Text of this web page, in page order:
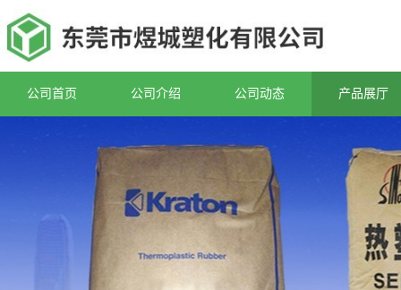
公司首页 公司介绍 公司动态 产品展厅